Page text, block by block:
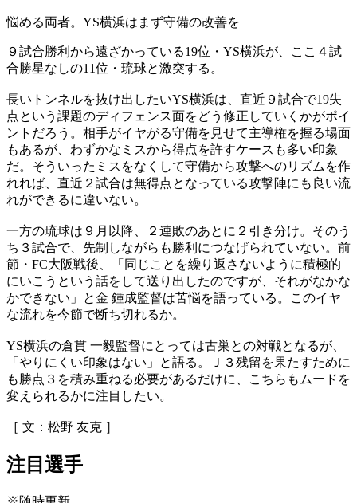
悩める両者。YS横浜はまず守備の改善を
９試合勝利から遠ざかっている19位・YS横浜が、ここ４試
合勝星なしの11位・琉球と激突する。
長いトンネルを抜け出したいYS横浜は、直近９試合で19失
点という課題のディフェンス面をどう修正していくかがポイ
ントだろう。相手がイヤがる守備を見せて主導権を握る場面
もあるが、わずかなミスから得点を許すケースも多い印象
だ。そういったミスをなくして守備から攻撃へのリズムを作
れれば、直近２試合は無得点となっている攻撃陣にも良い流
れができるに違いない。
一方の琉球は９月以降、２連敗のあとに２引き分け。そのう
ち３試合で、先制しながらも勝利につなげられていない。前
節・FC大阪戦後、「同じことを繰り返さないように積極的
にいこうという話をして送り出したのですが、それがなかな
かできない」と金 鍾成監督は苦悩を語っている。このイヤ
な流れを今節で断ち切れるか。
YS横浜の倉貫 一毅監督にとっては古巣との対戦となるが、
「やりにくい印象はない」と語る。Ｊ３残留を果たすために
も勝点３を積み重ねる必要があるだけに、こちらもムードを
変えられるかに注目したい。
［ 文：松野 友克 ］
注目選手